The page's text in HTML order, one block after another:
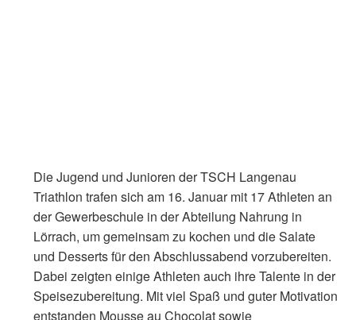
Die Jugend und Junioren der TSCH Langenau
Triathlon trafen sich am 16. Januar mit 17 Athleten an
der Gewerbeschule in der Abteilung Nahrung in
Lörrach, um gemeinsam zu kochen und die Salate
und Desserts für den Abschlussabend vorzubereiten.
Dabei zeigten einige Athleten auch ihre Talente in der
Speisezubereitung. Mit viel Spaß und guter Motivation
entstanden Mousse au Chocolat sowie